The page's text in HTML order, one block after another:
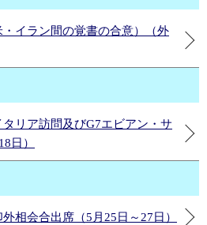
イラン間の覚書の合意）（外
リア訪問及びG7エビアン・サ
日）
相会合出席（5月25日～27日）